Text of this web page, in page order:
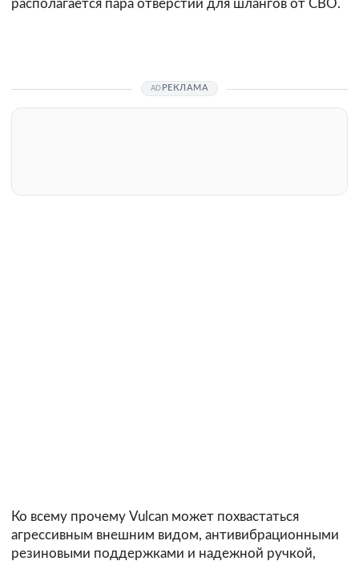
располагается пара отверстий для шлангов от СВО.
РЕКЛАМА
Ко всему прочему Vulcan может похвастаться
агрессивным внешним видом, антивибрационными
резиновыми поддержками и надежной ручкой,